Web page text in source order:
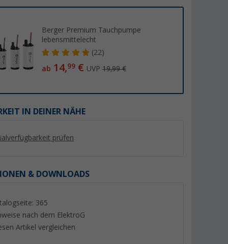
Berger Premium Tauchpumpe
lebensmittelecht
(22)
ab 14,99€ UVP19,99 €
IN DEINER NÄHE
prüfen
& DOWNLOADS
365
nach dem ElektroG
Artikel vergleichen
mit
13 Liter
Trinkwasserschlauch für
6,99€ 3,99€